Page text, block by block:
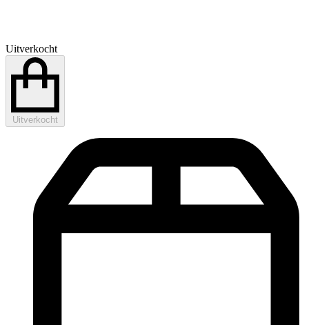
Uitverkocht
Uitverkocht